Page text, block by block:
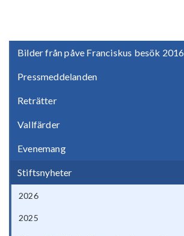
Bilder från påve Franciskus besök 2016
Pressmeddelanden
Reträtter
Vallfärder
Evenemang
Stiftsnyheter
2026
2025